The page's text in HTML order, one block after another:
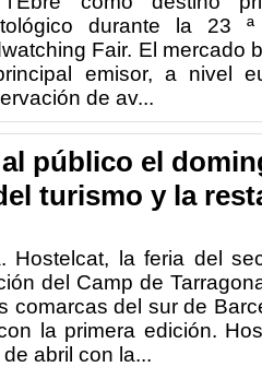
durante la 23
Fair. El mercado
emisor, a nivel
de av...
público el
turismo y la
Hostelcat, la feria del
del Camp de
comarcas del sur de
la primera edición.
abril con la...